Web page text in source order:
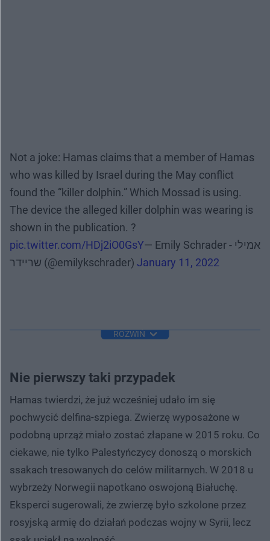
Not a joke: Hamas claims that a member of Hamas
who was killed by Israel during the May conflict
found the “killer dolphin.” Which Mossad is using.
The device the alleged killer dolphin was wearing is
shown in the publication. ?
pic.twitter.com/HDj2iO0GsY— Emily Schrader - אמילי
שריידר (@emilykschrader) January 11, 2022
ROZWIŃ
Nie pierwszy taki przypadek
Hamas twierdzi, że już wcześniej udało im się
pochwycić delfina-szpiega. Zwierzę wyposażone w
podobną uprząż miało zostać złapane w 2015 roku. Co
ciekawe, nie tylko Palestyńczycy donoszą o morskich
ssakach tresowanych do celów militarnych. W 2018 u
wybrzeży Norwegii napotkano oswojoną Białuchę.
Eksperci sugerowali, że zwierzę było szkolone przez
rosyjską armię do działań podczas wojny w Syrii, lecz